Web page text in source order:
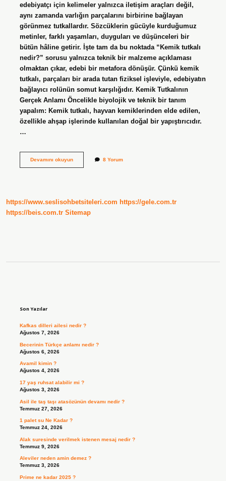
edebiyatçı için kelimeler yalnızca iletişim araçları değil,
aynı zamanda varlığın parçalarını birbirine bağlayan
görünmez tutkallardır. Sözcüklerin gücüyle kurduğumuz
metinler, farklı yaşamları, duyguları ve düşünceleri bir
bütün hâline getirir. İşte tam da bu noktada “Kemik tutkalı
nedir?” sorusu yalnızca teknik bir malzeme açıklaması
olmaktan çıkar, edebi bir metafora dönüşür. Çünkü kemik
tutkalı, parçaları bir arada tutan fiziksel işleviyle, edebiyatın
bağlayıcı rolünün somut karşılığıdır. Kemik Tutkalının
Gerçek Anlamı Öncelikle biyolojik ve teknik bir tanım
yapalım: Kemik tutkalı, hayvan kemiklerinden elde edilen,
özellikle ahşap işlerinde kullanılan doğal bir yapıştırıcıdır.
…
Devamını okuyunKemik
8 Yorum
https://www.seslisohbetsiteleri.com https://gele.com.tr
https://beis.com.tr Sitemap
Son Yazılar
Kafkas dilleri ailesi nedir ?
Ağustos 7, 2026
Becerinin Türkçe anlamı nedir ?
Ağustos 6, 2026
Avamil kimin ?
Ağustos 4, 2026
17 yaş ruhsat alabilir mi ?
Ağustos 3, 2026
Asil ile taş taşı atasözünün devamı nedir ?
Temmuz 27, 2026
1 palet su Ne Kadar ?
Temmuz 24, 2026
Alak suresinde verilmek istenen mesaj nedir ?
Temmuz 9, 2026
Aleviler neden amin demez ?
Temmuz 3, 2026
Prime ne kadar 2025 ?